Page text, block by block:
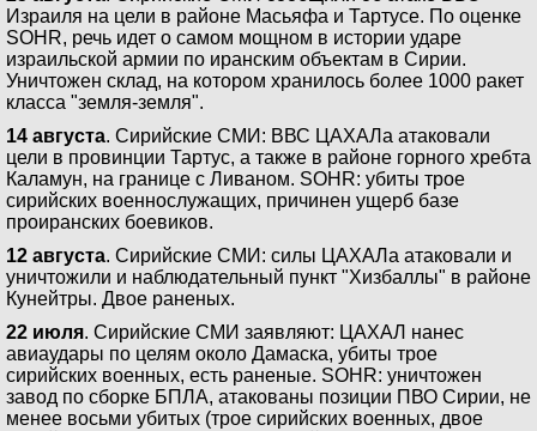
Израиля на цели в районе Масьяфа и Тартусе. По оценке
SOHR, речь идет о самом мощном в истории ударе
израильской армии по иранским объектам в Сирии.
Уничтожен склад, на котором хранилось более 1000 ракет
класса "земля-земля".
14 августа. Сирийские СМИ: ВВС ЦАХАЛа атаковали
цели в провинции Тартус, а также в районе горного хребта
Каламун, на границе с Ливаном. SOHR: убиты трое
сирийских военнослужащих, причинен ущерб базе
проиранских боевиков.
12 августа. Сирийские СМИ: силы ЦАХАЛа атаковали и
уничтожили и наблюдательный пункт "Хизбаллы" в районе
Кунейтры. Двое раненых.
22 июля. Сирийские СМИ заявляют: ЦАХАЛ нанес
авиаудары по целям около Дамаска, убиты трое
сирийских военных, есть раненые. SOHR: уничтожен
завод по сборке БПЛА, атакованы позиции ПВО Сирии, не
менее восьми убитых (трое сирийских военных, двое